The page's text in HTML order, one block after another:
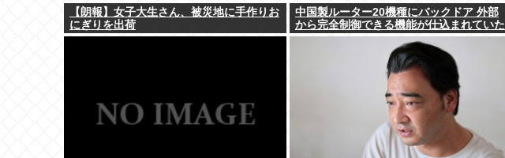
【朗報】女子大生さん、被災地に手作りお
にぎりを出荷
中国製ルーター20機種にバックドア 外部
から完全制御できる機能が仕込まれていた